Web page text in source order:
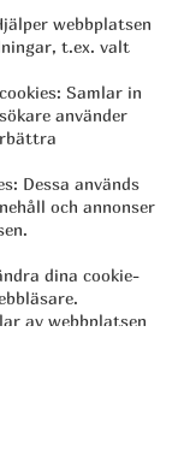
webbplatsen
t.ex. valt
Samlar in
använder
Dessa används
och annonser
dina cookie-
av webbplatsen